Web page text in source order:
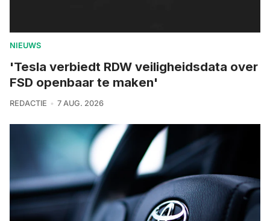
NIEUWS
'Tesla verbiedt RDW veiligheidsdata over
FSD openbaar te maken'
REDACTIE 7 AUG. 2026